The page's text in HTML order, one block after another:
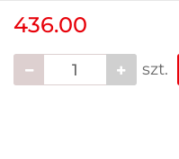
436.00
szt.